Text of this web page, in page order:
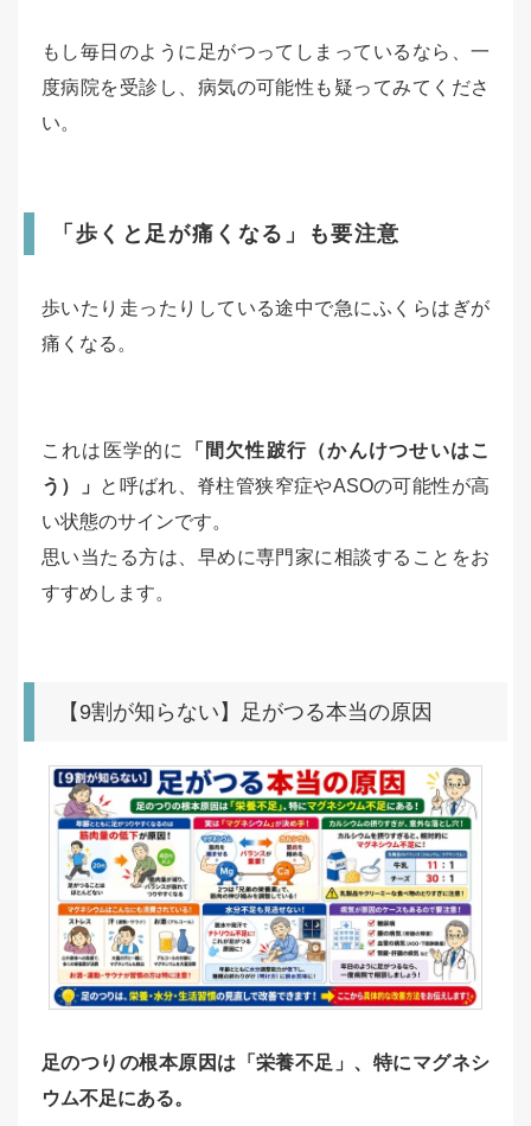
もし毎日のように足がつってしまっているなら、一
度病院を受診し、病気の可能性も疑ってみてくださ
い。
「歩くと足が痛くなる」も要注意
歩いたり走ったりしている途中で急にふくらはぎが
痛くなる。
これは医学的に
「間欠性跛行（かんけつせいはこ
う）」
と呼ばれ、脊柱管狭窄症やASOの可能性が高
い状態のサインです。
思い当たる方は、早めに専門家に相談することをお
すすめします。
【9割が知らない】足がつる本当の原因
足のつりの根本原因は「栄養不足」、特にマグネシ
ウム不足にある。